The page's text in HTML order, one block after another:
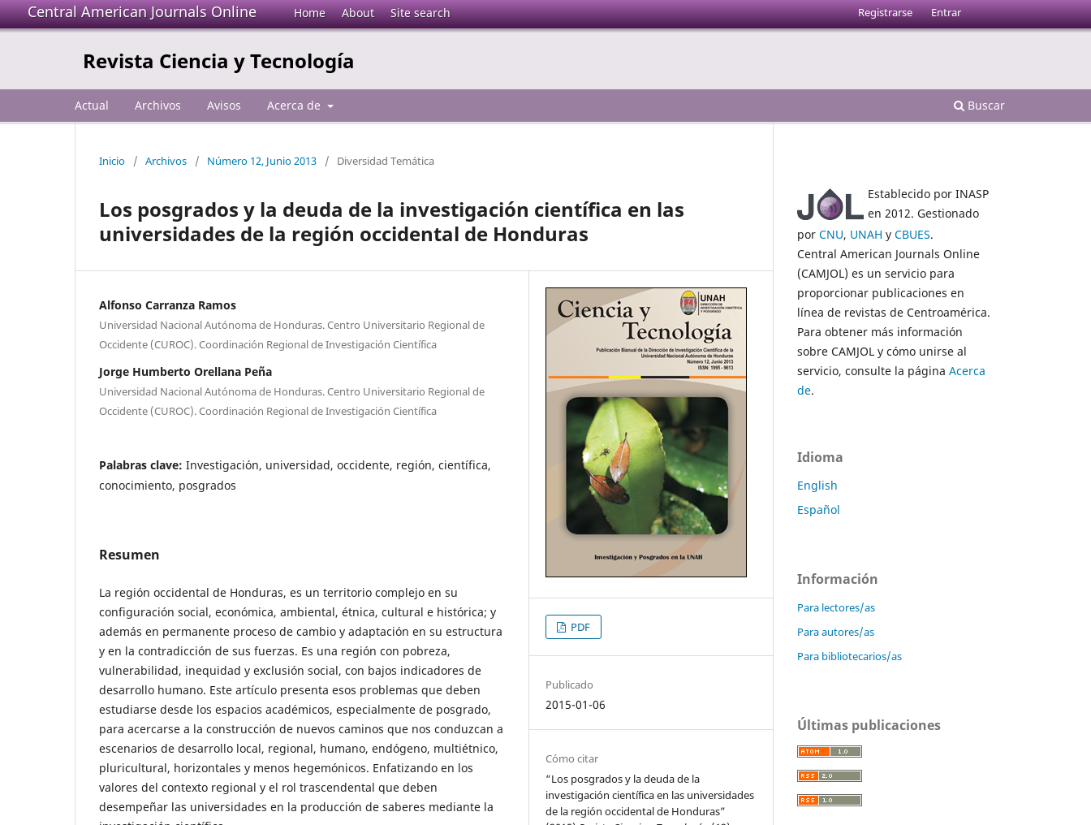
Central American Journals Online Home About Site search
Revista Ciencia y Tecnología
Actual Archivos Avisos Acerca de Buscar
Registrarse Entrar
Inicio / Archivos / Número 12, Junio 2013 / Diversidad Temática
Los posgrados y la deuda de la investigación científica en las
universidades de la región occidental de Honduras
Alfonso Carranza Ramos
Universidad Nacional Autónoma de Honduras. Centro Universitario Regional de
Occidente (CUROC). Coordinación Regional de Investigación Científica
Jorge Humberto Orellana Peña
Universidad Nacional Autónoma de Honduras. Centro Universitario Regional de
Occidente (CUROC). Coordinación Regional de Investigación Científica
Palabras clave: Investigación, universidad, occidente, región, científica,
conocimiento, posgrados
Resumen
La región occidental de Honduras, es un territorio complejo en su
configuración social, económica, ambiental, étnica, cultural e histórica; y
además en permanente proceso de cambio y adaptación en su estructura
y en la contradicción de sus fuerzas. Es una región con pobreza,
vulnerabilidad, inequidad y exclusión social, con bajos indicadores de
desarrollo humano. Este artículo presenta esos problemas que deben
estudiarse desde los espacios académicos, especialmente de posgrado,
para acercarse a la construcción de nuevos caminos que nos conduzcan a
escenarios de desarrollo local, regional, humano, endógeno, multiétnico,
pluricultural, horizontales y menos hegemónicos. Enfatizando en los
valores del contexto regional y el rol trascendental que deben
desempeñar las universidades en la producción de saberes mediante la
PDF
Publicado
2015-01-06
Cómo citar
“Los posgrados y la deuda de la
investigación científica en las universidades
de la región occidental de Honduras”
Establecido por INASP
en 2012. Gestionado
por CNU, UNAH y CBUES.
Central American Journals Online
(CAMJOL) es un servicio para
proporcionar publicaciones en
línea de revistas de Centroamérica.
Para obtener más información
sobre CAMJOL y cómo unirse al
servicio, consulte la página Acerca
de.
Idioma
English
Español
Información
Para lectores/as
Para autores/as
Para bibliotecarios/as
Últimas publicaciones